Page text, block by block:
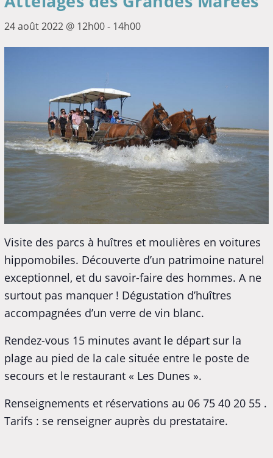
24 août 2022 @ 12h00- 14h00
Visite des parcs à huîtres et moulières en voitures
hippomobiles. Découverte d’un patrimoine naturel
exceptionnel, et du savoir-faire des hommes. A ne
surtout pas manquer ! Dégustation d’huîtres
accompagnées d’un verre de vin blanc.
Rendez-vous 15 minutes avant le départ sur la
plage au pied de la cale située entre le poste de
secours et le restaurant « Les Dunes ».
Renseignements et réservations au 06 75 40 20 55 .
Tarifs : se renseigner auprès du prestataire.